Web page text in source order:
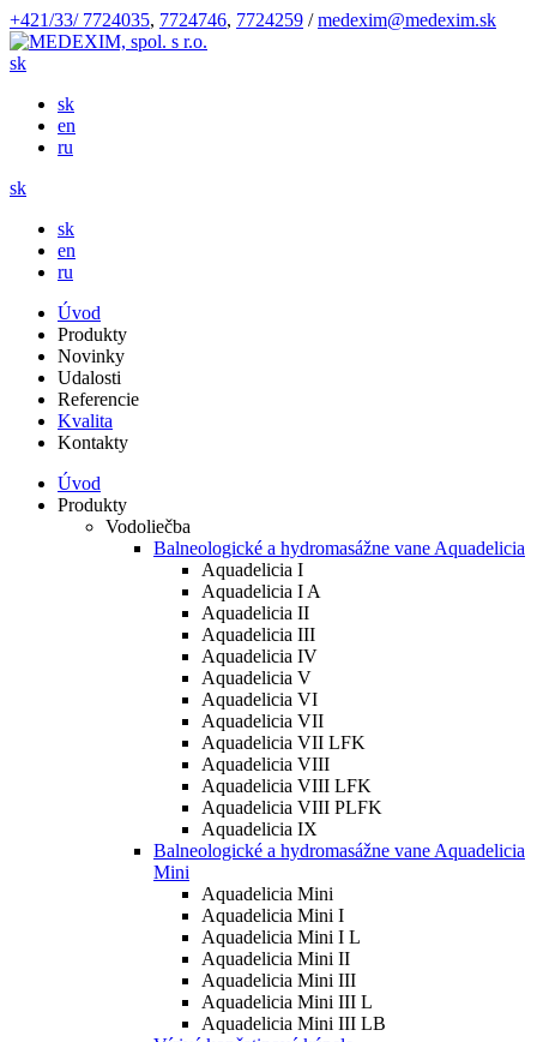
+421/33/ 7724035, 7724746, 7724259 /medexim@medexim.sk
sk
sk
en
ru
sk
sk
en
ru
Úvod
Produkty
Novinky
Udalosti
Referencie
Kvalita
Kontakty
Úvod
Produkty
Vodoliečba
Balneologické a hydromasážne vane Aquadelicia
Aquadelicia I
Aquadelicia I A
Aquadelicia II
Aquadelicia III
Aquadelicia IV
Aquadelicia V
Aquadelicia VI
Aquadelicia VII
Aquadelicia VII LFK
Aquadelicia VIII
Aquadelicia VIII LFK
Aquadelicia VIII PLFK
Aquadelicia IX
Balneologické a hydromasážne vane Aquadelicia
Mini
Aquadelicia Mini
Aquadelicia Mini I
Aquadelicia Mini I L
Aquadelicia Mini II
Aquadelicia Mini III
Aquadelicia Mini III L
Aquadelicia Mini III LB